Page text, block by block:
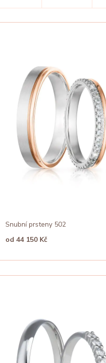
Snubní prsteny 502
od 44 150 Kč